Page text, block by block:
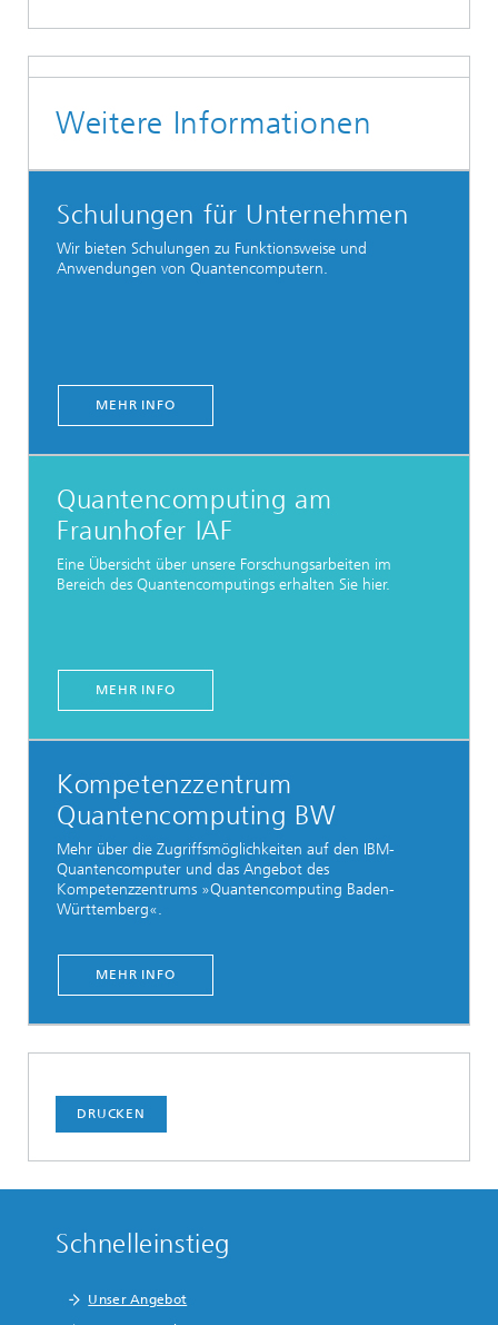
Weitere Informationen
Schulungen für Unternehmen
Wir bieten Schulungen zu Funktionsweise und
Anwendungen von Quantencomputern.
MEHR INFO
Quantencomputing am
Fraunhofer IAF
Eine Übersicht über unsere Forschungsarbeiten im
Bereich des Quantencomputings erhalten Sie hier.
MEHR INFO
Kompetenzzentrum
Quantencomputing BW
Mehr über die Zugriffsmöglichkeiten auf den IBM-
Quantencomputer und das Angebot des
Kompetenzzentrums »Quantencomputing Baden-
Württemberg«.
MEHR INFO
DRUCKEN
Schnelleinstieg
Unser Angebot